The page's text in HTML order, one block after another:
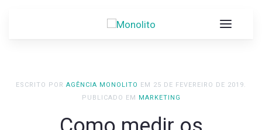
ESCRITO POR AGÊNCIA MONOLITO EM 25 DE FEVEREIRO DE 2019.
PUBLICADO EM MARKETING